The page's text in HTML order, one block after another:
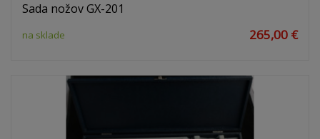
Sada nožov GX-201
na sklade 265,00 €